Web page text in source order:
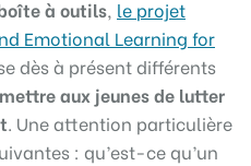
à outils, le projet
Emotional Learning for
dès à présent différents
aux jeunes de lutter
. Une attention particulière
: qu’est-ce qu’un